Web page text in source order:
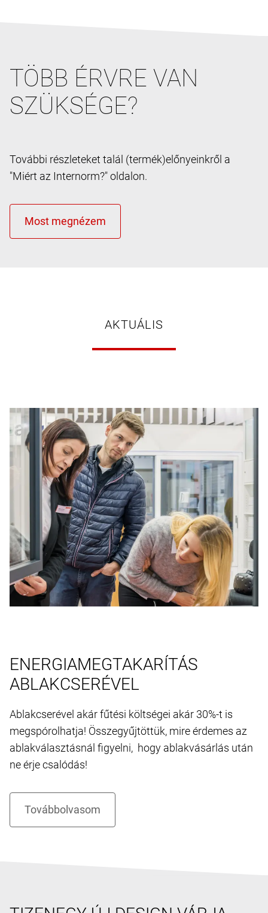
TÖBB ÉRVRE VAN
SZÜKSÉGE?
További részleteket talál (termék)előnyeinkről a
"Miért az Internorm?" oldalon.
AKTUÁLIS
ENERGIAMEGTAKARÍTÁS
ABLAKCSERÉVEL
Ablakcserével akár fűtési költségei akár 30%-t is
megspórolhatja! Összegyűjtöttük, mire érdemes az
ablakválasztásnál figyelni, hogy ablakvásárlás után
ne érje csalódás!